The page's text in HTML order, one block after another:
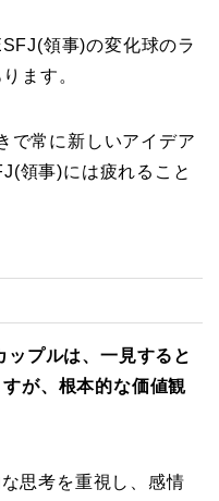
領事)の変化球のラ
ます。
で常に新しいアイデア
領事)には疲れること
ップルは、一見すると
が、根本的な価値観
思考を重視し、感情